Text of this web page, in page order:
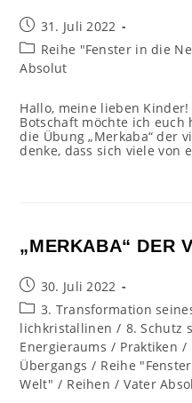
Beitrag
veröffentlicht:
31. Juli 2022
Beitrags-
Kategorie:
Reihe "Fenster in die
Absolut
Hallo, meine lieben
Botschaft möchte ich euch
die Übung „Merkaba“ der
denke, dass sich viele von
„MERKABA“ DER
Beitrag
veröffentlicht:
30. Juli 2022
Beitrags-
Kategorie:
3. Transformation
lichkristallinen / 8. Schutz
Energieraums / Praktiken /
Übergangs / Reihe
Welt" / Reihen / Vater